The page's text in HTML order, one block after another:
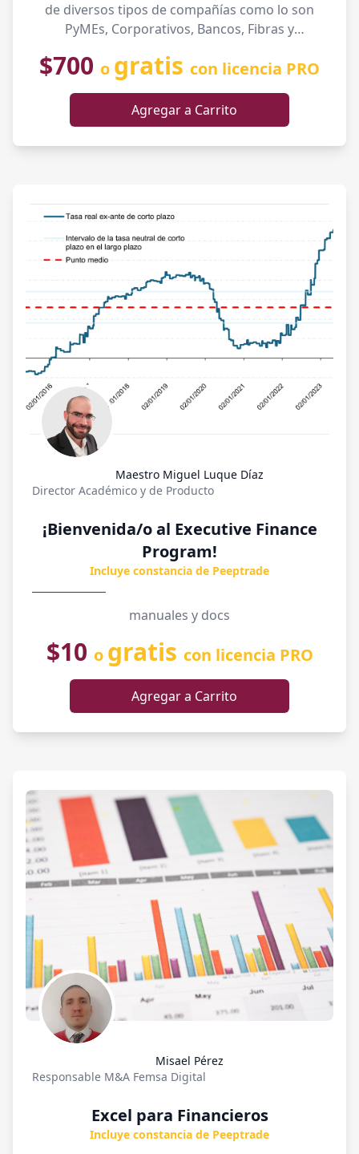
de diversos tipos de compañías como lo son
PyMEs, Corporativos, Bancos, Fibras y
provechoso se da una introducción a los
con ejemplos prácticos de análisis financiero de
los diferentes tipos de compañía. El nivel del
curso es para principiantes y los conocimientos
$700 o gratis con licencia PRO
Agregar a Carrito
Maestro Miguel Luque Díaz
Director Académico y de Producto
¡Bienvenida/o al Executive Finance
Program!
Incluye constancia de Peeptrade
manuales y docs
$10 o gratis con licencia PRO
Agregar a Carrito
Misael Pérez
Responsable M&A Femsa Digital
Excel para Financieros
Incluye constancia de Peeptrade